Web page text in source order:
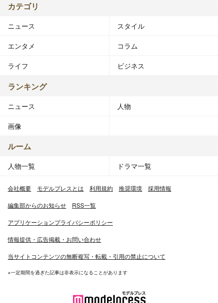
カテゴリ
ニュース スタイル
エンタメ コラム
ライフ ビジネス
ランキング
ニュース 人物
画像
ルーム
人物一覧 ドラマ一覧
会社概要 モデルプレスとは 利用規約 推奨環境 採用情報
編集部からのお知らせ RSS一覧
アプリケーションプライバシーポリシー
情報提供・広告掲載・お問い合わせ
当サイトコンテンツの無断複写・転載・引用の禁止について
※一定期間を過ぎた記事は非表示になることがあります